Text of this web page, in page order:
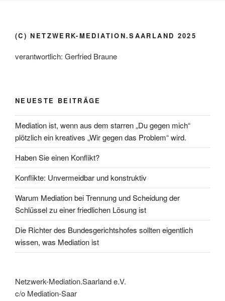
(C) NETZWERK-MEDIATION.SAARLAND 2025
verantwortlich: Gerfried Braune
NEUESTE BEITRÄGE
Mediation ist, wenn aus dem starren „Du gegen mich“
plötzlich ein kreatives „Wir gegen das Problem“ wird.
Haben Sie einen Konflikt?
Konflikte: Unvermeidbar und konstruktiv
Warum Mediation bei Trennung und Scheidung der
Schlüssel zu einer friedlichen Lösung ist
Die Richter des Bundesgerichtshofes sollten eigentlich
wissen, was Mediation ist
Netzwerk-Mediation.Saarland e.V.
c/o Mediation-Saar